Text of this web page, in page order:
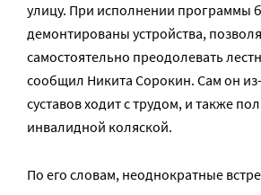
улицу. При исполнении программы
демонтированы устройства,
самостоятельно преодолевать
сообщил Никита Сорокин. Сам он
суставов ходит с трудом, и также
инвалидной коляской.
По его словам, неоднократные